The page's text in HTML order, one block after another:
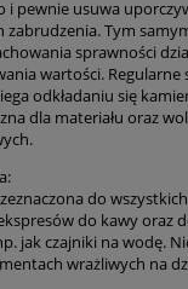
i pewnie usuwa
zabrudzenia. Tym
sprawności
wartości. Regularne
odkładaniu się
dla materiału oraz
do
do kawy oraz
jak czajniki na wodę.
wrażliwych na